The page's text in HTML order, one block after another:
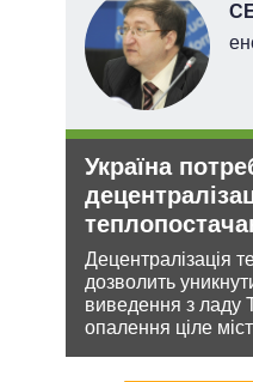
Україна
Децентралізація
дозволить
виведення з ладу
опалення ціле